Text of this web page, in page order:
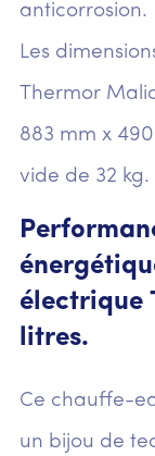
anticorrosion.
Les
Thermor
883 mm x
vide de 32 kg.
électrique
litres.
Ce chauffe-
un bijou de